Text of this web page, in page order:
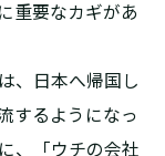
重要なカギがあ
、日本へ帰国し
するようになっ
、「ウチの会社